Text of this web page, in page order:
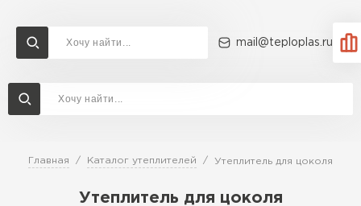
mail@teploplas.ru
Главная Каталог утеплителей Утеплитель для цоколя
Утеплитель для цоколя
Доставка и оплата
Перейти в каталог
Утеплитель Ветонит
Утеплитель Rockwool